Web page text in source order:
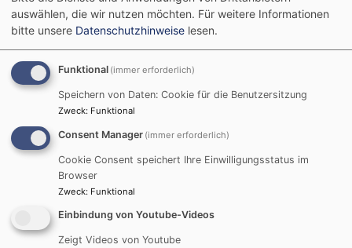
Innenhof des
Gemeindezentrums
mit Morgenwache
Hier finden bei schönen Wetter Gottesdienste
statt, aber auch sonstige Veranstaltungen.
Dieser idyllische Platz lädt zum Verweilen ein.
auswählen, die wir nutzen möchten. Für weitere Informationen
bitte unsere Datenschutzhinweise lesen.
Funktional (immer erforderlich)
Speichern von Daten: Cookie für die Benutzersitzung
Zweck: Funktional
Consent Manager (immer erforderlich)
Cookie Consent speichert Ihre Einwilligungsstatus im
Browser
Zweck: Funktional
Einbindung von Youtube-Videos
Zeigt Videos von Youtube